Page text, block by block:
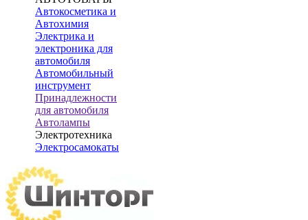
Автокосметика и
Автохимия
Электрика и
электроника для
автомобиля
Автомобильный
инструмент
Принадлежности
для автомобиля
Автолампы
Электротехника
Электросамокаты